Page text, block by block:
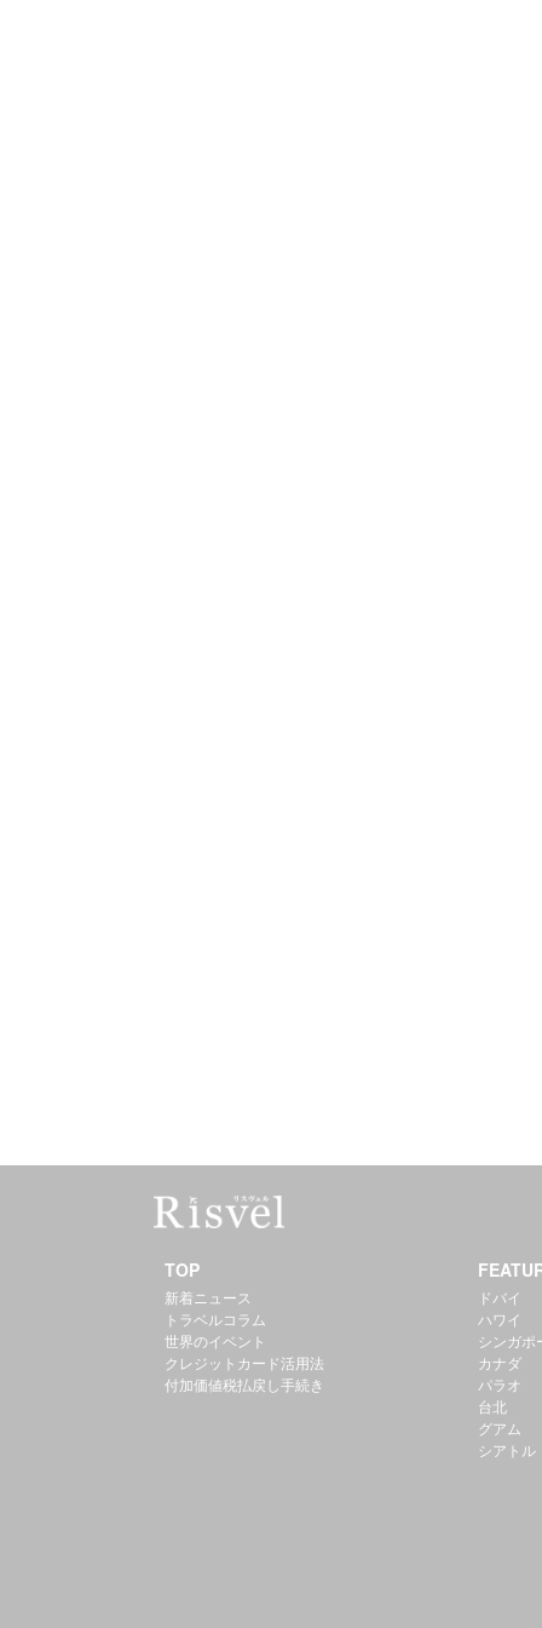
TOP
新着ニュース
トラベルコラム
世界のイベント
クレジットカード活用法
付加価値税払戻し手続き
ドバイ
ハワイ
シンガポ
カナダ
パラオ
台北
グアム
シアトル